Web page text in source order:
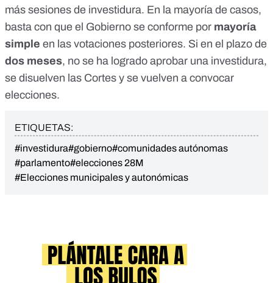
más sesiones de investidura. En la mayoría de casos,
basta con que el Gobierno se conforme por mayoría
simple en las votaciones posteriores. Si en el plazo de
dos meses, no se ha logrado aprobar una investidura,
se disuelven las Cortes y se vuelven a convocar
elecciones.
ETIQUETAS:
#investidura#gobierno#comunidades autónomas
#parlamento#elecciones 28M
#Elecciones municipales y autonómicas